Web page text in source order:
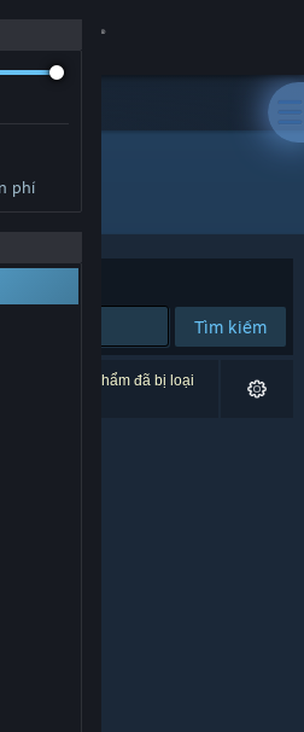
phí
Tìm kiếm
5 tựa sản phẩm đã bị loại